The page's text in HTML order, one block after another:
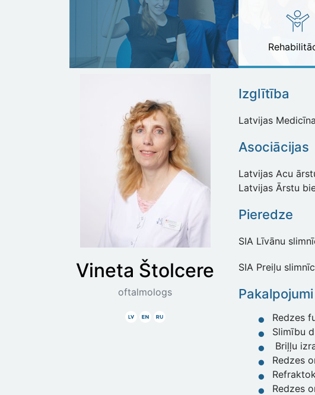
Vineta Štolcere
oftalmologs
Latviski
AngliskiKrieviski
Izglītība
Latvijas
Asociācijas
Latvijas Acu
Latvijas Ārstu
Pieredze
SIA Līvānu
SIA Preiļu
Pakalpojumi
Redzes
Slimību
Briļļu
Redzes
Redzes